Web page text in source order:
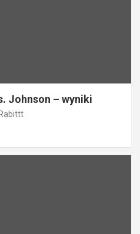
Johnson – wyniki
Rabittt